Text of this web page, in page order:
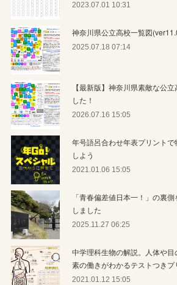
2023.07.01 10:31
神奈川県公立高校一覧図
2025.07.18 07:14
【最新版】神奈川県素敵な公
した！
2026.07.16 15:05
年号語呂合わせ年表プリント
しよう
2021.01.06 15:05
「青春偏差値日本一！」の裏
しました
2025.11.27 06:25
中学理科生物の解説。人体や
素の働きがわかるテストつきプ
2021.01.12 15:05